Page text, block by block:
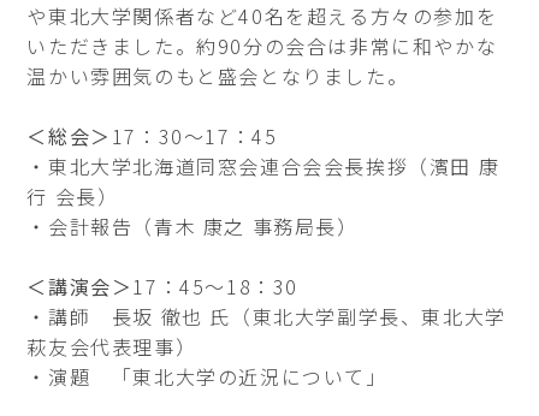
や東北大学関係者など40名を超える方々の参加を
いただきました。約90分の会合は非常に和やかな
温かい雰囲気のもと盛会となりました。
＜総会＞ 17：30～17：45
・東北大学北海道同窓会連合会会長挨拶（濱田 康
行 会長）
・会計報告（青木 康之 事務局長）
＜講演会＞ 17：45～18：30
・講師 長坂 徹也 氏（東北大学副学長、東北大学
萩友会代表理事）
・演題 「東北大学の近況について」